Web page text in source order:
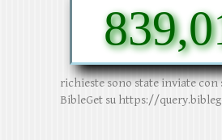
richieste sono state inviate con
BibleGet su https://